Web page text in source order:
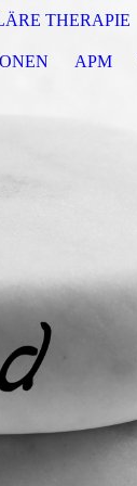
THERAPIE
APM